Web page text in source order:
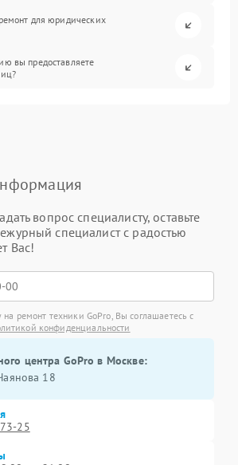
для юридических
вы предоставляете
вопрос специалисту, оставьте
специалист с радостью
Вас!
на ремонт техники GoPro, Вы соглашаетесь с
конфиденциальности
центра GoPro в Москве:
18
25